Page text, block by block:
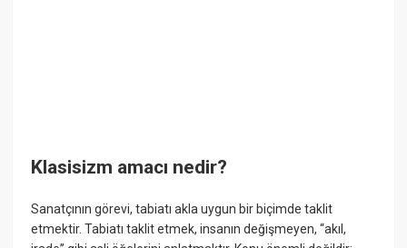
Klasisizm amacı nedir?
Sanatçının görevi, tabiatı akla uygun bir biçimde taklit
etmektir. Tabiatı taklit etmek, insanın değişmeyen, “akıl,